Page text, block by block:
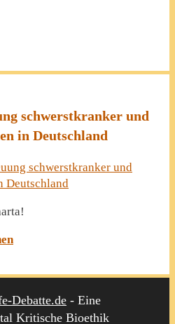
schwerstkranker und
in Deutschland
Debatte.de - Eine
Kritische Bioethik